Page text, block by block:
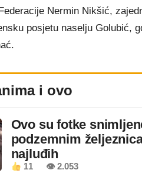
Nermin Nikšić,
posjetu naselju Golubić,
i ovo
Ovo su fotke
podzemnim
najluđih
11 👁 2.053